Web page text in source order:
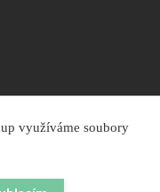
využíváme soubory